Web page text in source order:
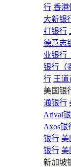
行 香港
大新银
打银行
德意志
业银行
银行（
行 王
美国银
通银行
Arival
Axos银
银行 美
银行 美
新加坡